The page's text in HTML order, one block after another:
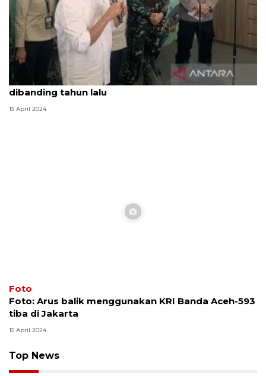
Menko PMK: Penanganan mudik 2024 lebih baik
dibanding tahun lalu
15 April 2024
Foto
Foto: Arus balik menggunakan KRI Banda Aceh-593
tiba di Jakarta
15 April 2024
Top News